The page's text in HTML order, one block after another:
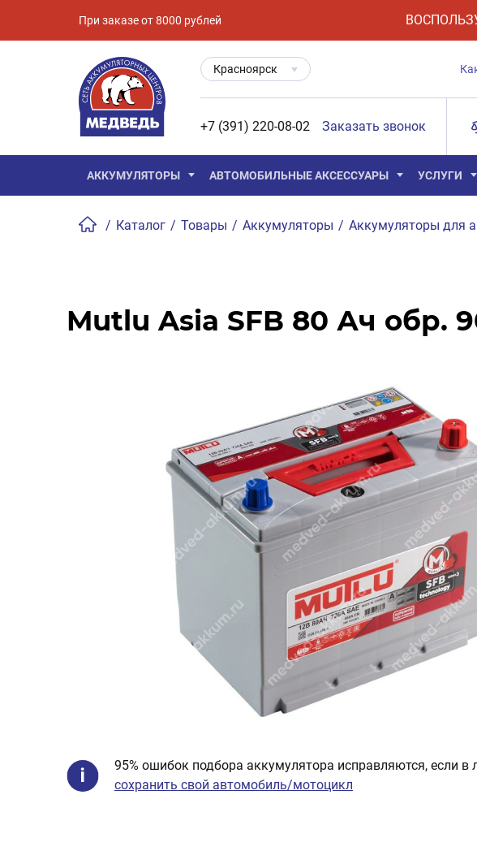
При заказе от 8000 рублей
Красноярск
+7 (391) 220-08-02 Заказать звонок
АККУМУЛЯТОРЫ АВТОМОБИЛЬНЫЕ АКСЕССУАРЫ УСЛУГИ
/ Каталог / Товары / Аккумуляторы / Аккумуляторы для
Mutlu Asia SFB 80 Ач обр.
95% ошибок подбора аккумулятора исправляются, если в
сохранить свой автомобиль/мотоцикл